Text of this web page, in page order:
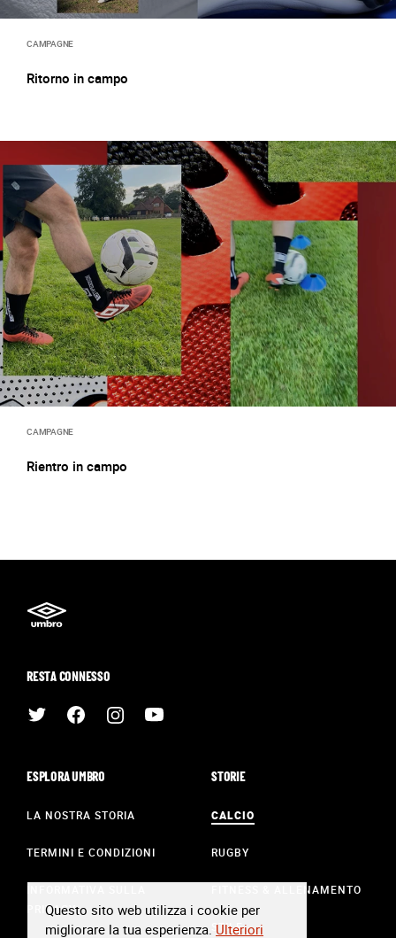
CAMPAGNE
Ritorno in campo
CAMPAGNE
Rientro in campo
RESTA CONNESSO
ESPLORA UMBRO
LA NOSTRA STORIA
TERMINI E CONDIZIONI
PRIVACY
STORIE
CALCIO
RUGBY
FITNESS & ALLENAMENTO
STILE
Questo sito web utilizza i cookie per
migliorare la tua esperienza. Ulteriori